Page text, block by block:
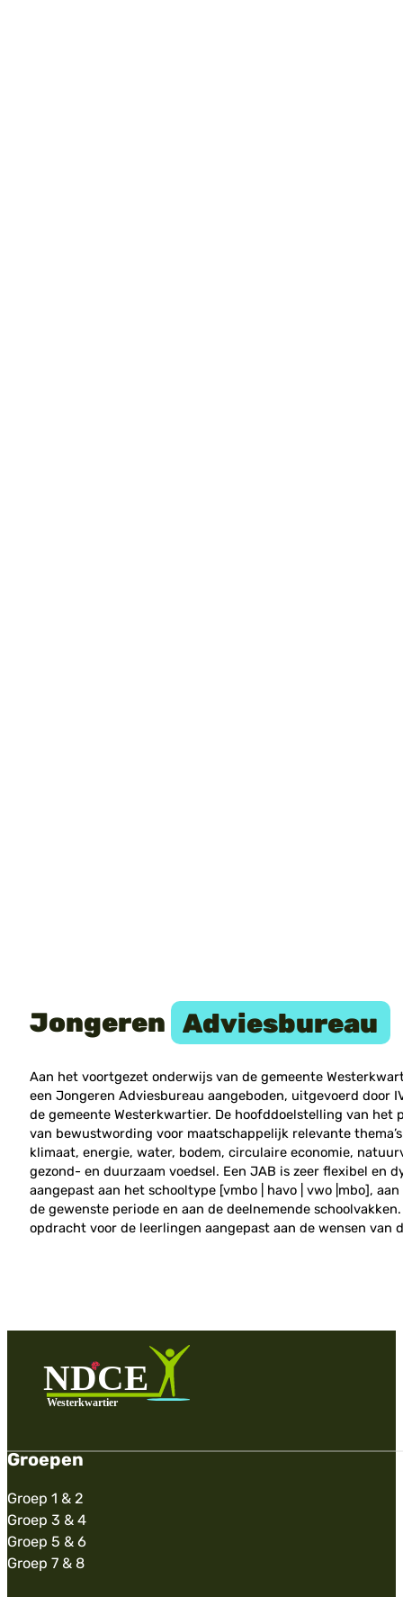
Jongeren Adviesbureau
Aan het voortgezet onderwijs van de gemeente
een Jongeren Adviesbureau aangeboden, uitgevoerd door
de gemeente Westerkwartier. De hoofddoelstelling van het
van bewustwording voor maatschappelijk relevante
klimaat, energie, water, bodem, circulaire economie,
gezond- en duurzaam voedsel. Een JAB is zeer flexibel en
aangepast aan het schooltype [vmbo | havo | vwo |mbo],
de gewenste periode en aan de deelnemende
opdracht voor de leerlingen aangepast aan de wensen van
Groepen
Groep 1 & 2
Groep 3 & 4
Groep 5 & 6
Groep 7 & 8